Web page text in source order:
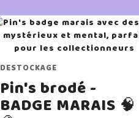
DESTOCKAGE
Pin's brodé -
BADGE MARAIS 🧠